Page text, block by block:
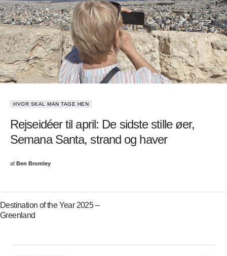
HVOR SKAL MAN TAGE HEN
Rejseidéer til april: De sidste stille øer,
Semana Santa, strand og haver
af Ben Bromley
Destination of the Year 2025 –
Greenland